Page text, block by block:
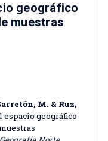
geográfico
muestras
M. & Ruz,
geográfico